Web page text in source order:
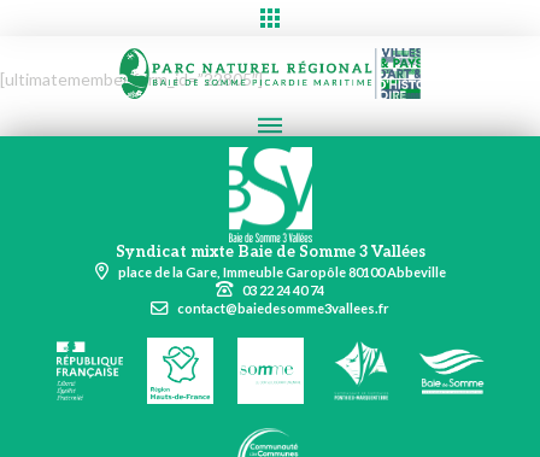
[ultimatemember form_id=”22805″]
Syndicat mixte Baie de Somme 3 Vallées
place de la Gare, Immeuble Garopôle 80100 Abbeville
03 22 24 40 74
contact@baiedesomme3vallees.fr